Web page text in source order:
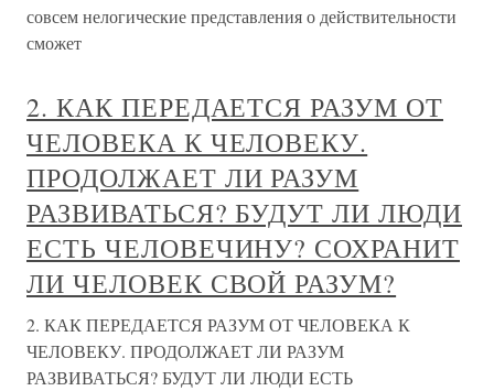
совсем нелогические представления о действительности
сможет
2. КАК ПЕРЕДАЕТСЯ РАЗУМ ОТ
ЧЕЛОВЕКА К ЧЕЛОВЕКУ.
ПРОДОЛЖАЕТ ЛИ РАЗУМ
РАЗВИВАТЬСЯ? БУДУТ ЛИ ЛЮДИ
ЕСТЬ ЧЕЛОВЕЧИНУ? СОХРАНИТ
ЛИ ЧЕЛОВЕК СВОЙ РАЗУМ?
2. КАК ПЕРЕДАЕТСЯ РАЗУМ ОТ ЧЕЛОВЕКА К
ЧЕЛОВЕКУ. ПРОДОЛЖАЕТ ЛИ РАЗУМ
РАЗВИВАТЬСЯ? БУДУТ ЛИ ЛЮДИ ЕСТЬ